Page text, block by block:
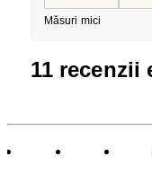
Măsuri mici
11 recenzii